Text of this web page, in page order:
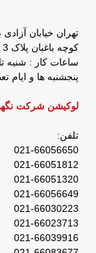
تهران خیابان
کوچه باغبان پلاک 3 واحد 4
ساعات کار : شنبه تا
پنجشنبه ها و
لوکیشن شرکت
تلفن:
021-66056650
021-66051812
021-66051320
021-66056649
021-66030223
021-66023713
021-66039916